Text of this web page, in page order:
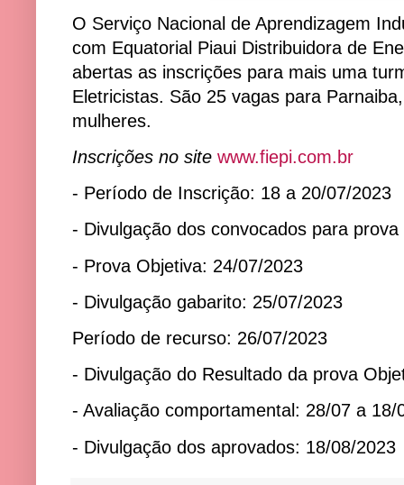
O Serviço Nacional de Aprendizagem
com Equatorial Piaui Distribuidora de
abertas as inscrições para mais uma
Eletricistas. São 25 vagas para
mulheres.
Inscrições no site www.fiepi.com.br
- Período de Inscrição: 18 a 20/07/2023
- Divulgação dos convocados para
- Prova Objetiva: 24/07/2023
- Divulgação gabarito: 25/07/2023
Período de recurso: 26/07/2023
- Divulgação do Resultado da prova
- Avaliação comportamental: 28/07 a 18/
- Divulgação dos aprovados: 18/08/2023